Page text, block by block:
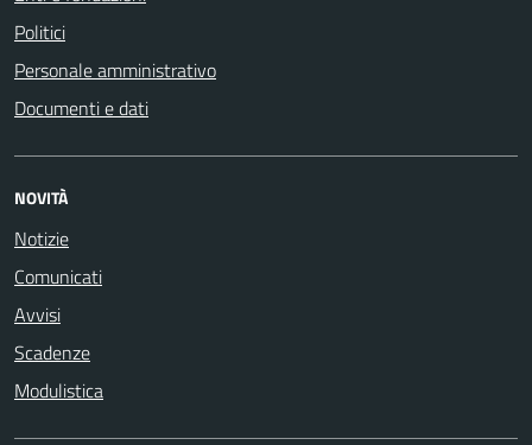
Politici
Personale amministrativo
Documenti e dati
NOVITÀ
Notizie
Comunicati
Avvisi
Scadenze
Modulistica